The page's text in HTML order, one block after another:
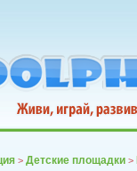
> Детские площадки >